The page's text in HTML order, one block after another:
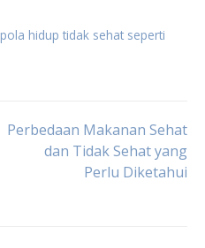
pola hidup tidak sehat seperti
Perbedaan Makanan Sehat
dan Tidak Sehat yang
Perlu Diketahui